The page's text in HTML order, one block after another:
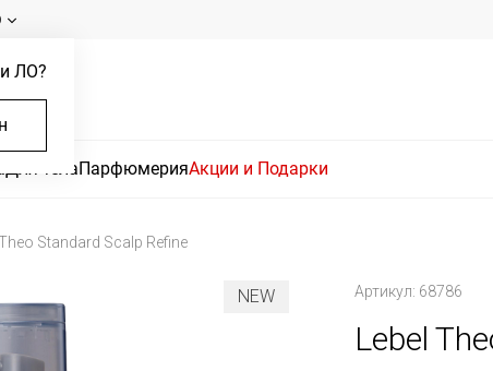
ЛО?
Для телаПарфюмерияАкции и Подарки
Theo Standard Scalp Refine
NEW Артикул: 68786
Lebel